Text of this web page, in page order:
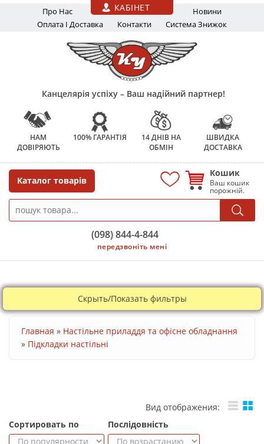
Перейти до основного вмісту
Про Нас
Новини
Оплата І Доставка
Контакти Система Знижок
КАБІНЕТ
Канцелярія успіху – Ваш надійний партнер!
НАМ
ДОВІРЯЮТЬ
100% ГАРАНТІЯ
14 ДНІВ НА
ОБМІН
ШВИДКА
ДОСТАВКА
Каталог товарів
(098) 844-4-844
передзвоніть мені
Кошик
Ваш кошик
порожній.
Скрыть/Показать фильтры
Ви є тут
Главная » Настільне приладдя та офісне обладнання
» Підкладки настільні
Вид отображения:
Сортировать по
Послідовність